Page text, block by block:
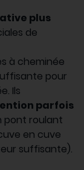
plus
de
à cheminée
pour
Ils
parfois
pont roulant
en cuve
suffisante).